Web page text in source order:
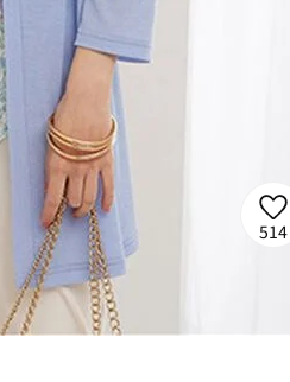
514